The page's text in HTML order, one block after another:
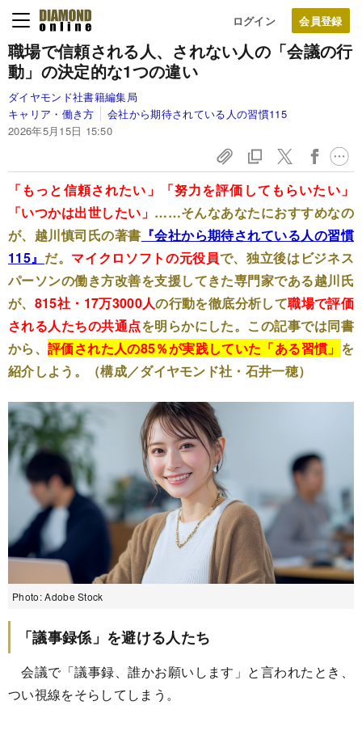
ログイン
職場で信頼される人、されない人の「会議の行
動」の決定的な1つの違い
ダイヤモンド社書籍編集局
キャリア・働き方
会社から期待されている人の習慣115
2026年5月15日 15:50
「もっと信頼されたい」「努力を評価してもらいたい」
「いつかは出世したい」 ……そんなあなたにおすすめなの
が、越川慎司氏の著書 『会社から期待されている人の習慣
115』 だ。 マイクロソフトの元役員で、独立後はビジネス
パーソンの働き方改善を支援してきた専門家である越川氏
が、 815社・17万3000人の行動を徹底分析して職場で評価
される人たちの共通点を明らかにした。この記事では同書
から、評価された人の85％が実践していた「ある習慣」 を
紹介しよう。（構成／ダイヤモンド社・石井一穂）
Photo: Adobe Stock
「議事録係」を避ける人たち
会議で「議事録、誰かお願いします」と言われたとき、
つい視線をそらしてしまう。